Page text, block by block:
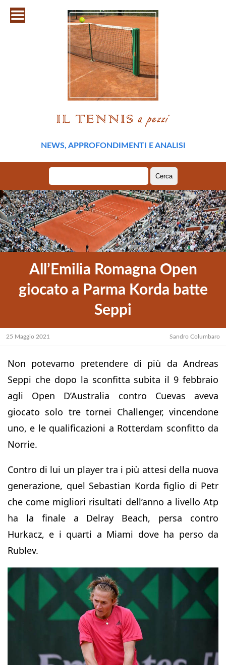
NEWS, APPROFONDIMENTI E ANALISI
per:
All’Emilia Romagna Open
giocato a Parma Korda batte
Seppi
25 Maggio 2021 Sandro Columbaro
Non potevamo pretendere di più da Andreas
Seppi che dopo la sconfitta subita il 9 febbraio
agli Open D’Australia contro Cuevas aveva
giocato solo tre tornei Challenger, vincendone
uno, e le qualificazioni a Rotterdam sconfitto da
Norrie.
Contro di lui un player tra i più attesi della nuova
generazione, quel Sebastian Korda figlio di Petr
che come migliori risultati dell’anno a livello Atp
ha la finale a Delray Beach, persa contro
Hurkacz, e i quarti a Miami dove ha perso da
Rublev.